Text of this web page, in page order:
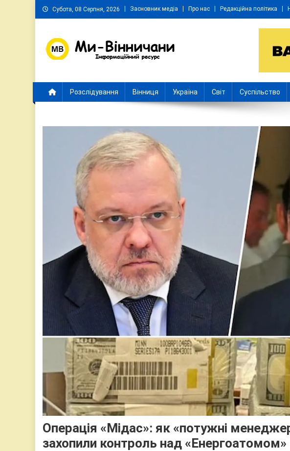
Skip
to
Субота, 08 Серпня, 2026 Засновник медіа Про нас Редакційна політика
Розслідування Вінниця Україна Світ Суспільство
Операція «Мідас»: як «потужні
захопили контроль над «Енергоатомом»